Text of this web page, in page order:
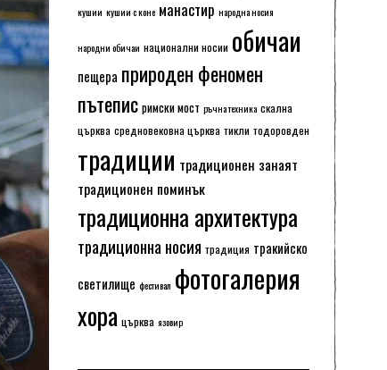
кушии кушии с коне манастир народна носия
народни обичаи национални носии обичаи
пещера природен феномен
пътепис римски мост ръчна техника скална
църква средновековна църква тикли тодоровден
традиции традиционен занаят
традиционен поминък
традиционна архитектура
традиционна носия традиция тракийско
светилище фестивал фотогалерия
хора църква язовир